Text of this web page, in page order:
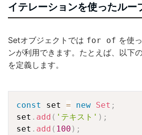
イテレーションを使ったルー
Setオブジェクトでは for of を使
ンが利用できます。たとえば、以下
を定義します。
const set = new Set ;
set . add ( 'テキスト' ) ;
set . add ( 100 ) ;